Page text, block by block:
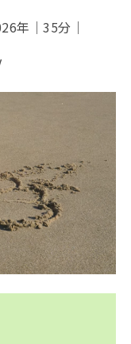
年｜35分｜